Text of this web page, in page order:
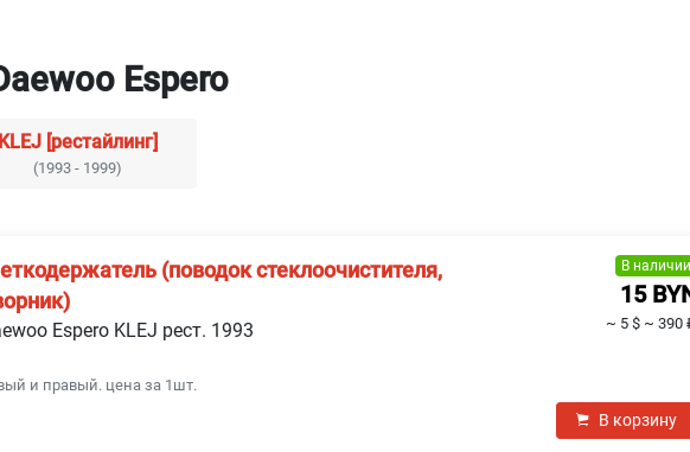
Espero
KLEJ [рестайлинг]
(1993 - 1999)
(поводок стеклоочистителя,
Espero KLEJ рест. 1993
и правый. цена за 1шт.
В наличии
15
~ 5 $ ~ 390
В корзину